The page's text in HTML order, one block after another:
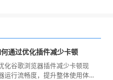
通过优化插件减少卡顿
化谷歌浏览器插件减少卡顿现
运行流畅度，提升整体使用体